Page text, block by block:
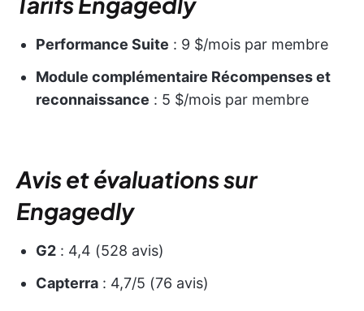
Performance Suite : 9 $/mois par membre
Module complémentaire Récompenses et
reconnaissance : 5 $/mois par membre
Avis et évaluations sur
Engagedly
G2 : 4,4 (528 avis)
Capterra : 4,7/5 (76 avis)